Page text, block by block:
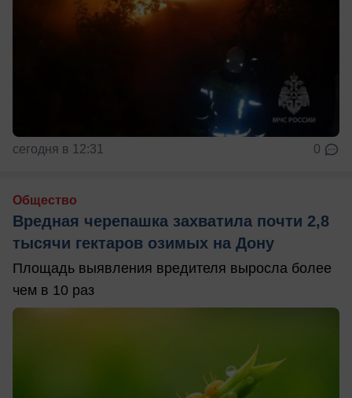
сегодня в 12:31 0
Общество
Вредная черепашка захватила почти 2,8
тысячи гектаров озимых на Дону
Площадь выявления вредителя выросла более
чем в 10 раз